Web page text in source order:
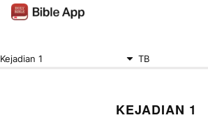
Kejadian 1 TB
KEJADIAN 1